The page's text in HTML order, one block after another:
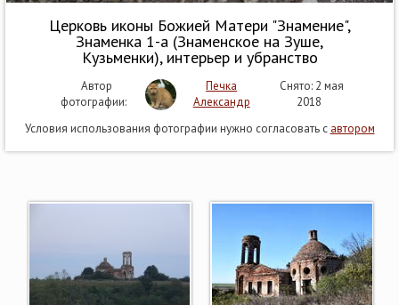
Церковь иконы Божией Матери "Знамение",
Знаменка 1-а (Знаменское на Зуше,
Кузьменки), интерьер и убранство
Автор
фотографии:
Печка
Александр
Снято: 2 мая
2018
Условия использования фотографии нужно согласовать с автором